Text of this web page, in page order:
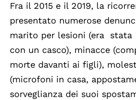
Fra il 2015 e il 2019, la
presentato numerose
marito per lesioni (era
con un casco), minacce
morte davanti ai figli),
(microfoni in casa,
sorveglianza dei suoi